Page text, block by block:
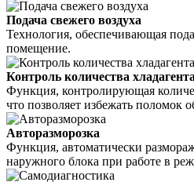
Подача свежего воздуха
Технология, обеспечивающая
помещение.
Контроль количества хладагента
Функция, контролирующая
что позволяет избежать поломок
Авторазморозка
Функция, автоматически
наружного блока при работе в